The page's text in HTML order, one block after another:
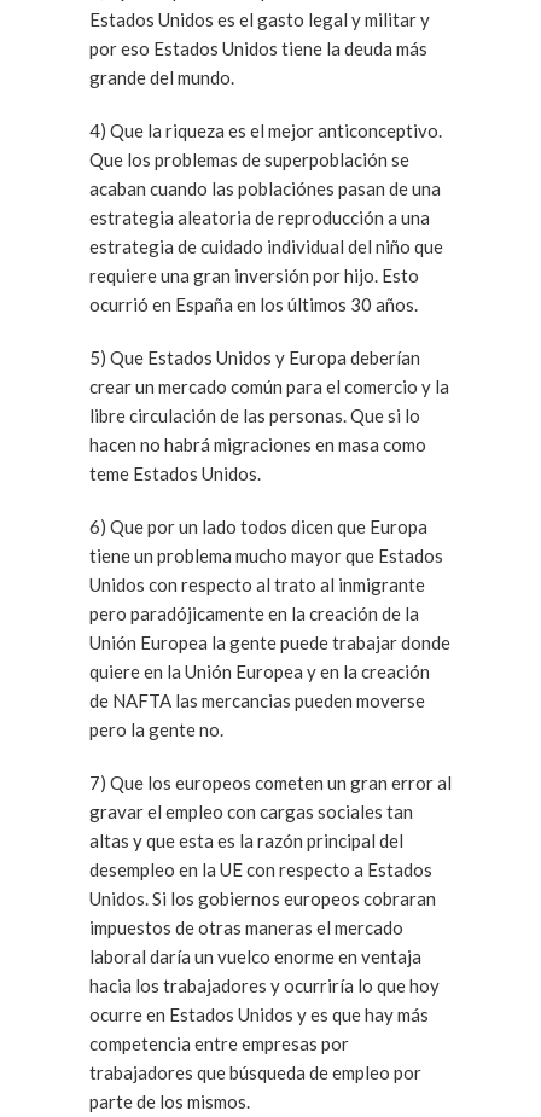
Estados Unidos es el gasto legal y militar y
por eso Estados Unidos tiene la deuda más
grande del mundo.
4) Que la riqueza es el mejor anticonceptivo.
Que los problemas de superpoblación se
acaban cuando las poblaciónes pasan de una
estrategia aleatoria de reproducción a una
estrategia de cuidado individual del niño que
requiere una gran inversión por hijo. Esto
ocurrió en España en los últimos 30 años.
5) Que Estados Unidos y Europa deberían
crear un mercado común para el comercio y la
libre circulación de las personas. Que si lo
hacen no habrá migraciones en masa como
teme Estados Unidos.
6) Que por un lado todos dicen que Europa
tiene un problema mucho mayor que Estados
Unidos con respecto al trato al inmigrante
pero paradójicamente en la creación de la
Unión Europea la gente puede trabajar donde
quiere en la Unión Europea y en la creación
de NAFTA las mercancias pueden moverse
pero la gente no.
7) Que los europeos cometen un gran error al
gravar el empleo con cargas sociales tan
altas y que esta es la razón principal del
desempleo en la UE con respecto a Estados
Unidos. Si los gobiernos europeos cobraran
impuestos de otras maneras el mercado
laboral daría un vuelco enorme en ventaja
hacia los trabajadores y ocurriría lo que hoy
ocurre en Estados Unidos y es que hay más
competencia entre empresas por
trabajadores que búsqueda de empleo por
parte de los mismos.